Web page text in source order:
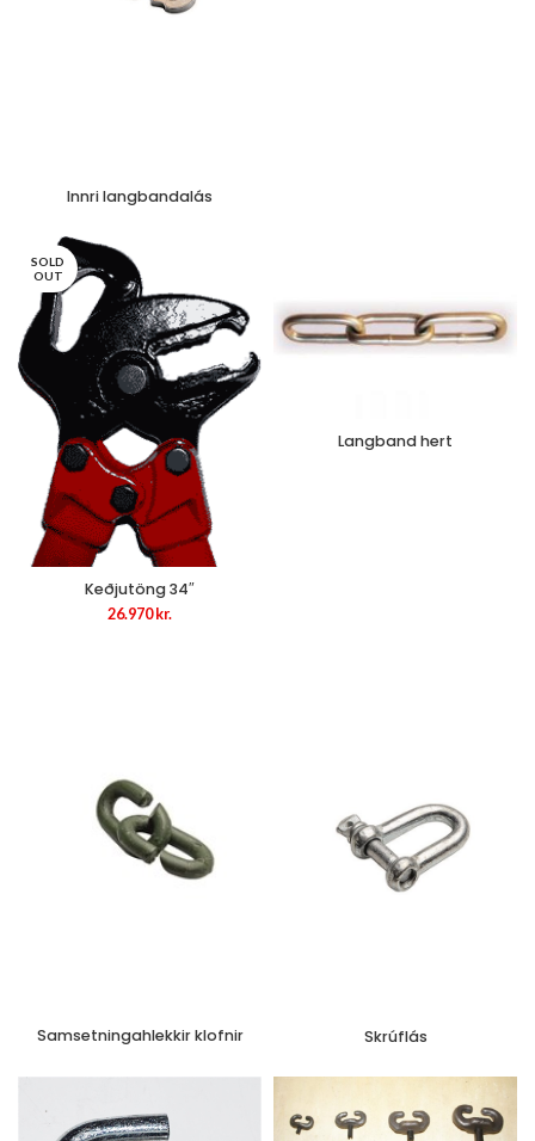
Innri langbandalás
SOLD
OUT
Keðjutöng 34″
26.970 kr.
Langband hert
Samsetningahlekkir klofnir Skrúflás